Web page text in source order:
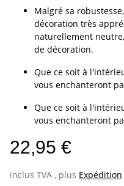
Malgré sa
décoration très
naturellement
de décoration.
Que ce soit à
vous enchanteront
Que ce soit à
vous enchanteront
22,95 €
inclus TVA , plus Expédition